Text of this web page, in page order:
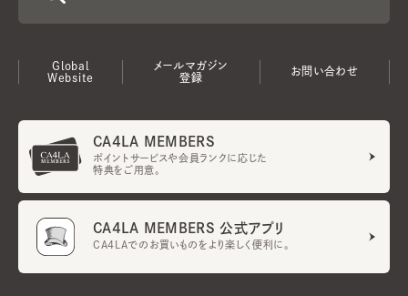
Global
Website
メールマガジン
登録
お問い合わせ
CA4LA MEMBERS
ポイントサービスや会員ランクに応じた
特典をご用意。
CA4LA MEMBERS 公式アプリ
CA4LAでのお買いものをより楽しく便利に。